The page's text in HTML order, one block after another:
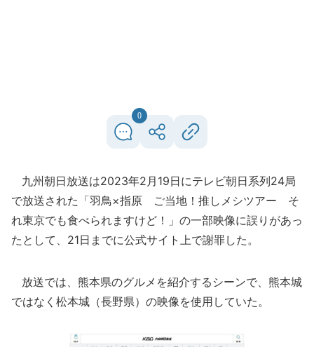
0
九州朝日放送は2023年2月19日にテレビ朝日系列24局
で放送された「羽鳥×指原 ご当地！推しメシツアー そ
れ東京でも食べられますけど！」の一部映像に誤りがあっ
たとして、21日までに公式サイト上で謝罪した。
放送では、熊本県のグルメを紹介するシーンで、熊本城
ではなく松本城（長野県）の映像を使用していた。